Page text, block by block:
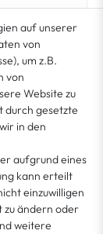
News­letter­versand
*
auf unserer
von
um z.B.
von
Website zu
gesetzte
in den
aufgrund eines
kann erteilt
einzuwilligen
zu ändern oder
weitere